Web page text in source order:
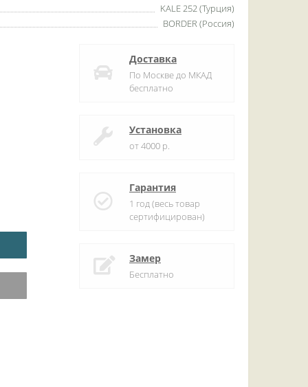
KALE 252 (Турция)
BORDER (Россия)
Доставка
По Москве до МКАД
бесплатно
Установка
от 4000 р.
Гарантия
1 год (весь товар
сертифицирован)
Замер
Бесплатно